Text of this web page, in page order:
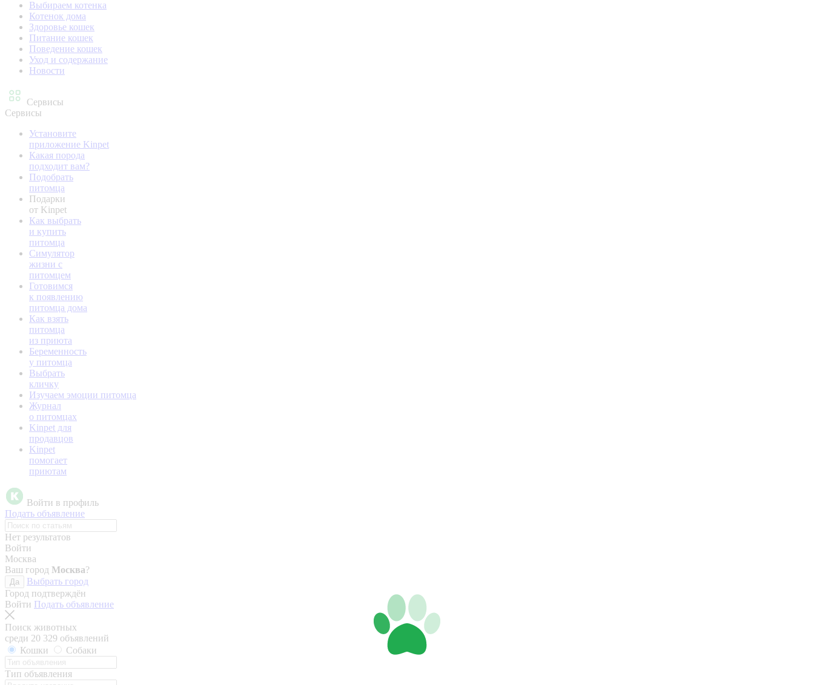
Выбираем котенка
Котенок дома
Здоровье кошек
Питание кошек
Поведение кошек
Уход и содержание
Новости
Сервисы
Сервисы
Установите
приложение Kinpet
Какая порода
подходит вам?
Подобрать
питомца
Подарки
от Kinpet
Как выбрать
и купить
питомца
Симулятор
жизни с
питомцем
Готовимся
к появлению
питомца дома
Как взять
питомца
из приюта
Беременность
у питомца
Выбрать
кличку
Изучаем эмоции питомца
Журнал
о питомцах
Kinpet для
продавцов
Kinpet
помогает
приютам
Войти в профиль
Подать объявление
Нет результатов
Войти
Москва
Ваш город Москва?
Да
Выбрать город
Город подтверждён
Войти Подать объявление
Поиск животных
среди 20 329 объявлений
Кошки
Собаки
Тип объявления